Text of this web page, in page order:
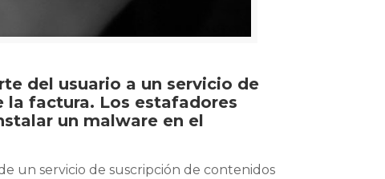
del usuario a un servicio de
la factura. Los estafadores
un malware en el
un servicio de suscripción de contenidos